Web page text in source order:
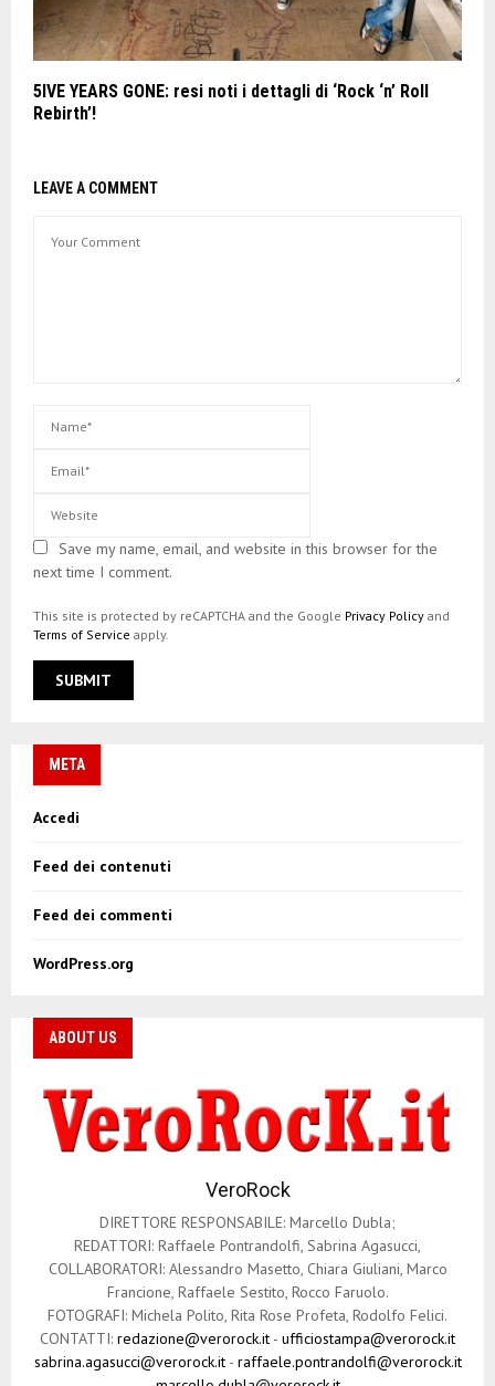
5IVE YEARS GONE: resi noti i dettagli di ‘Rock ‘n’ Roll
Rebirth’!
LEAVE A COMMENT
Save my name, email, and website in this browser for the
next time I comment.
This site is protected by reCAPTCHA and the Google Privacy Policy and
Terms of Service apply.
META
Accedi
Feed dei contenuti
Feed dei commenti
WordPress.org
ABOUT US
VeroRock
DIRETTORE RESPONSABILE: Marcello Dubla;
REDATTORI: Raffaele Pontrandolfi, Sabrina Agasucci,
COLLABORATORI: Alessandro Masetto, Chiara Giuliani, Marco
Francione, Raffaele Sestito, Rocco Faruolo.
FOTOGRAFI: Michela Polito, Rita Rose Profeta, Rodolfo Felici.
CONTATTI: redazione@verorock.it - ufficiostampa@verorock.it
sabrina.agasucci@verorock.it- raffaele.pontrandolfi@verorock.it